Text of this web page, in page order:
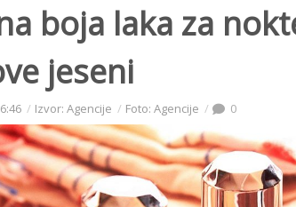
boja laka za
jeseni
Izvor: Agencije Foto: Agencije 0